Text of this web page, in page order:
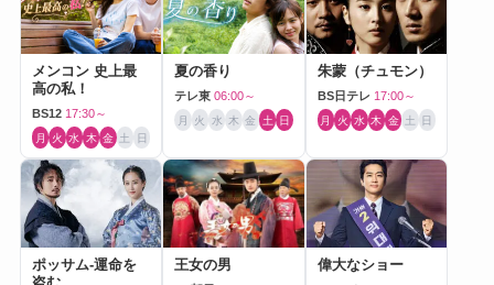
メンコン 史上最
高の私！
BS12 17:30～
月 火 水 木 金 土 日
夏の香り
テレ東 06:00～
月 火 水 木 金 土 日
朱蒙（チュモン）
BS日テレ 17:00～
月 火 水 木 金 土 日
ポッサム-運命を
王女の男 偉大なショー